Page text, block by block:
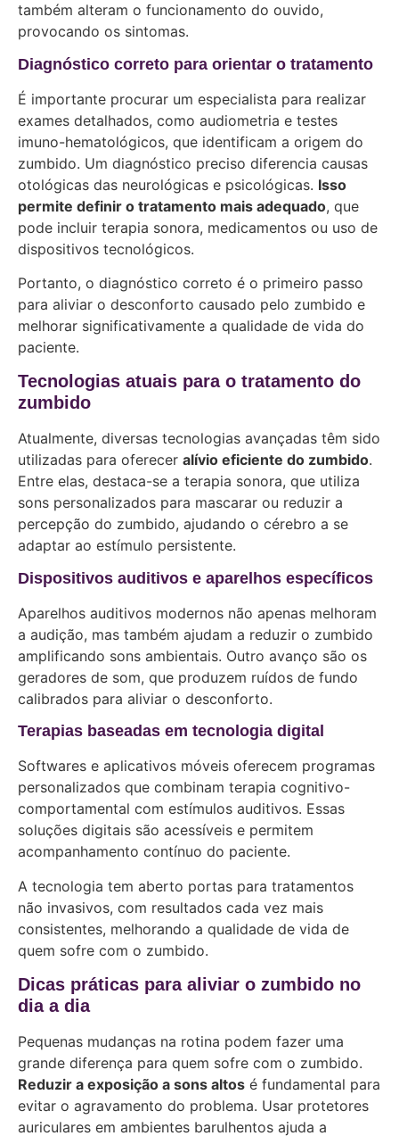
também alteram o funcionamento do ouvido,
provocando os sintomas.
Diagnóstico correto para orientar o tratamento
É importante procurar um especialista para realizar
exames detalhados, como audiometria e testes
imuno-hematológicos, que identificam a origem do
zumbido. Um diagnóstico preciso diferencia causas
otológicas das neurológicas e psicológicas. Isso
permite definir o tratamento mais adequado, que
pode incluir terapia sonora, medicamentos ou uso de
dispositivos tecnológicos.
Portanto, o diagnóstico correto é o primeiro passo
para aliviar o desconforto causado pelo zumbido e
melhorar significativamente a qualidade de vida do
paciente.
Tecnologias atuais para o tratamento do
zumbido
Atualmente, diversas tecnologias avançadas têm sido
utilizadas para oferecer alívio eficiente do zumbido.
Entre elas, destaca-se a terapia sonora, que utiliza
sons personalizados para mascarar ou reduzir a
percepção do zumbido, ajudando o cérebro a se
adaptar ao estímulo persistente.
Dispositivos auditivos e aparelhos específicos
Aparelhos auditivos modernos não apenas melhoram
a audição, mas também ajudam a reduzir o zumbido
amplificando sons ambientais. Outro avanço são os
geradores de som, que produzem ruídos de fundo
calibrados para aliviar o desconforto.
Terapias baseadas em tecnologia digital
Softwares e aplicativos móveis oferecem programas
personalizados que combinam terapia cognitivo-
comportamental com estímulos auditivos. Essas
soluções digitais são acessíveis e permitem
acompanhamento contínuo do paciente.
A tecnologia tem aberto portas para tratamentos
não invasivos, com resultados cada vez mais
consistentes, melhorando a qualidade de vida de
quem sofre com o zumbido.
Dicas práticas para aliviar o zumbido no
dia a dia
Pequenas mudanças na rotina podem fazer uma
grande diferença para quem sofre com o zumbido.
Reduzir a exposição a sons altos é fundamental para
evitar o agravamento do problema. Usar protetores
auriculares em ambientes barulhentos ajuda a